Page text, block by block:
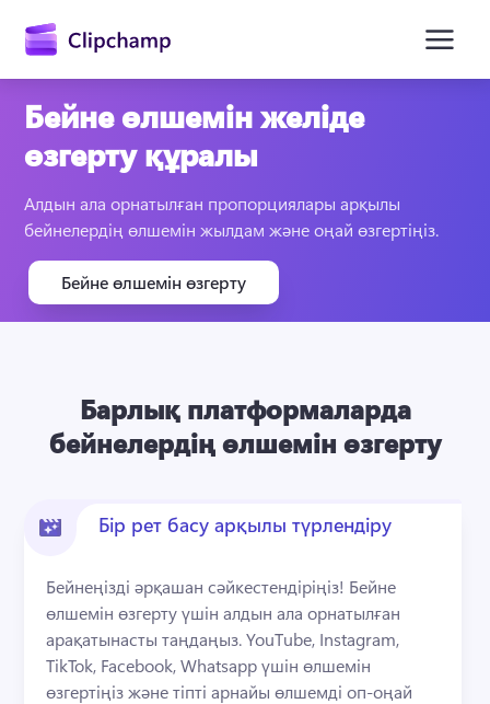
Жүйеге кіру
Бейне өлшемін желіде
өзгерту құралы
Алдын ала орнатылған пропорциялары арқылы
бейнелердің өлшемін жылдам және оңай өзгертіңіз.
Бейне өлшемін өзгерту
Барлық платформаларда
бейнелердің өлшемін өзгерту
Бір рет басу арқылы түрлендіру
Бейнеңізді әрқашан сәйкестендіріңіз! Бейне
өлшемін өзгерту үшін алдын ала орнатылған
арақатынасты таңдаңыз. YouTube, Instagram,
TikTok, Facebook, Whatsapp үшін өлшемін
өзгертіңіз және тіпті арнайы өлшемді оп-оңай